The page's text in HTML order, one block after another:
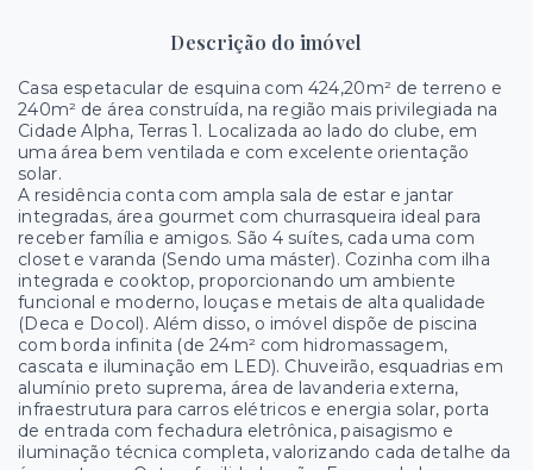
Descrição do imóvel
Casa espetacular de esquina com 424,20m² de terreno e
240m² de área construída, na região mais privilegiada na
Cidade Alpha, Terras 1. Localizada ao lado do clube, em
uma área bem ventilada e com excelente orientação
solar.
A residência conta com ampla sala de estar e jantar
integradas, área gourmet com churrasqueira ideal para
receber família e amigos. São 4 suítes, cada uma com
closet e varanda (Sendo uma máster). Cozinha com ilha
integrada e cooktop, proporcionando um ambiente
funcional e moderno, louças e metais de alta qualidade
(Deca e Docol). Além disso, o imóvel dispõe de piscina
com borda infinita (de 24m² com hidromassagem,
cascata e iluminação em LED). Chuveirão, esquadrias em
alumínio preto suprema, área de lavanderia externa,
infraestrutura para carros elétricos e energia solar, porta
de entrada com fechadura eletrônica, paisagismo e
iluminação técnica completa, valorizando cada detalhe da